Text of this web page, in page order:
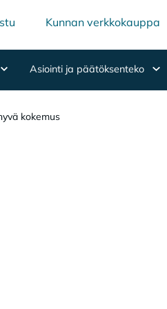
Kunnan verkkokauppa
Asiointi ja päätöksenteko
kokemus